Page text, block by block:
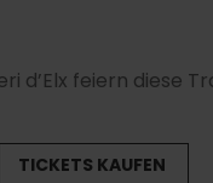
d’Elx feiern diese
TICKETS KAUFEN